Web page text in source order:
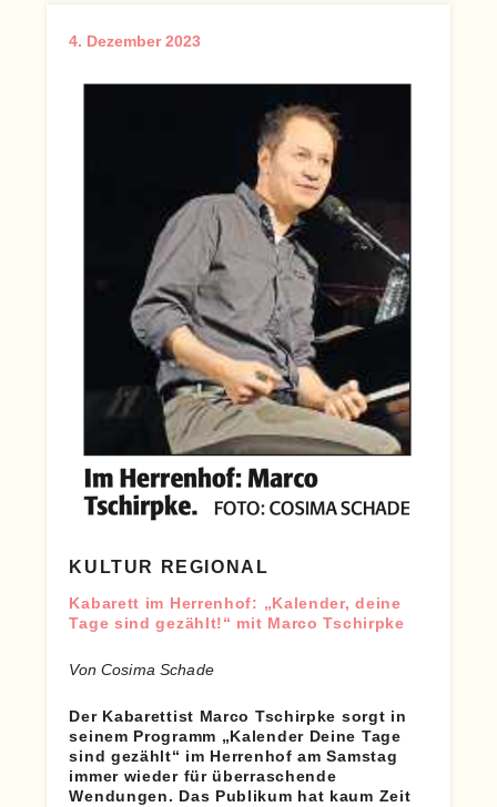
4. Dezember 2023
KULTUR REGIONAL
Kabarett im Herrenhof: „Kalender, deine
Tage sind gezählt!“ mit Marco Tschirpke
Von Cosima Schade
Der Kabarettist Marco Tschirpke sorgt in
seinem Programm „Kalender Deine Tage
sind gezählt“ im Herrenhof am Samstag
immer wieder für überraschende
Wendungen. Das Publikum hat kaum Zeit